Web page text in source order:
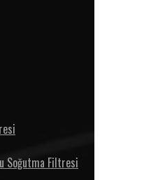
Soğutma Filtresi